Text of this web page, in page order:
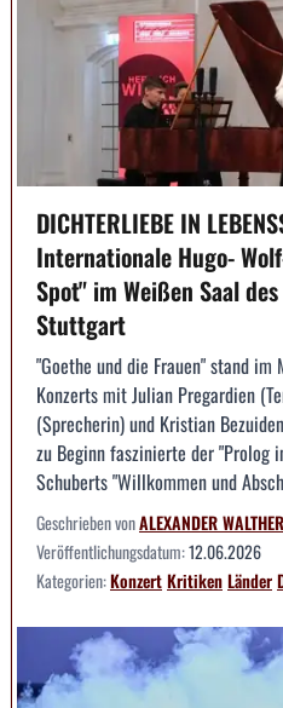
DICHTERLIEBE IN
Internationale Hugo-
Spot" im Weißen Saal
Stuttgart
"Goethe und die Frauen" stand
Konzerts mit Julian Pregardien
(Sprecherin) und Kristian
zu Beginn faszinierte der "Prolog
Schuberts "Willkommen und
Geschrieben vonALEXANDER WALTHER
Veröffentlichungsdatum:12.06.2026
Kategorien:KonzertKritikenLänder